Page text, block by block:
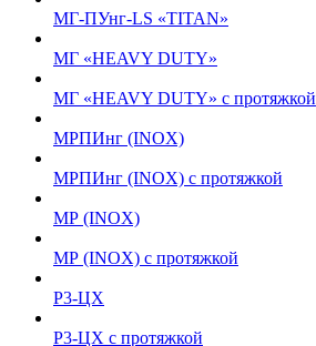
МГ-ПУнг-LS «TITAN»
МГ «HEAVY DUTY»
МГ «HEAVY DUTY» с протяжкой
МРПИнг (INOX)
МРПИнг (INOX) с протяжкой
МР (INOX)
МР (INOX) с протяжкой
Р3-ЦХ
Р3-ЦХ с протяжкой